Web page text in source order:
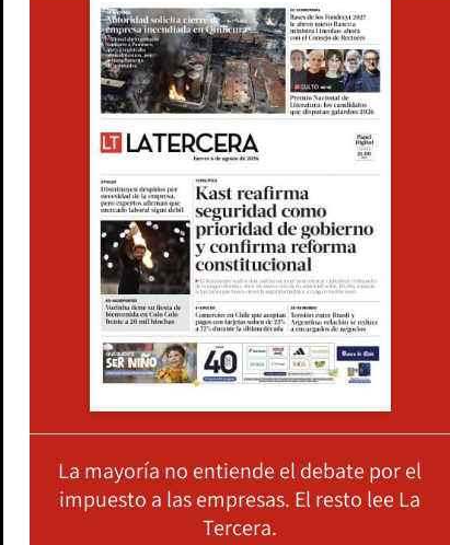
La mayoría no entiende el debate por el
impuesto a las empresas. El resto lee La
Tercera.